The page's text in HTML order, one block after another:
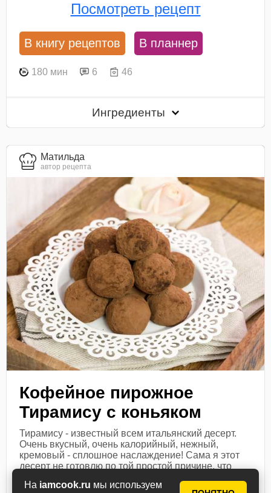
На iamcook.ru мы используем
Посмотреть рецепт
В книгу рецептов В планнер
180 мин 6 46
Ингредиенты
Матильда
автор рецепта
Кофейное пирожное
Тирамису с коньяком
Тирамису - известный всем итальянский десерт.
Очень вкусный, очень калорийный, нежный,
кремовый - сплошное наслаждение! Сама я этот
десерт не готовлю по той простой причине, что